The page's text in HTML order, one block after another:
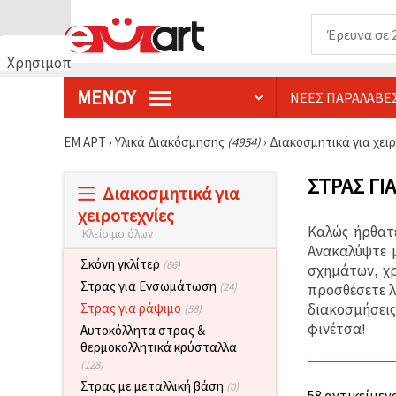
Χρησιμοποιούμε
Χρησιμοποιούμε
διασφαλίσουμε
ιστότοπου,
ΜΕΝΟΎ ΝΈΕΣ
ΕΜ ΑΡΤ › Υλικά Διακόσμησης (4954)› Διακοσμητικά για
Διακοσμητικά για
χειροτεχνίες
Κλείσιμο όλων
Σκόνη γκλίτερ (66)
Στρας για Ενσωμάτωση (24)
Στρας για ράψιμο (58)
Αυτοκόλλητα στρας &
θερμοκολλητικά κρύσταλλα
(128)
Στρας με μεταλλική βάση (0)
ΣΤΡΑΣ
Καλώς
Ανακαλύψτε
σχημάτων,
προσθέσετε
φινέτσα!